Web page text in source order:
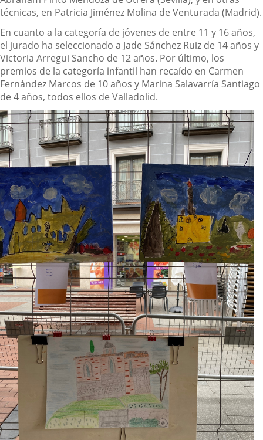
técnicas, en Patricia Jiménez Molina de Venturada (Madrid).
En cuanto a la categoría de jóvenes de entre 11 y 16 años,
el jurado ha seleccionado a Jade Sánchez Ruiz de 14 años y
Victoria Arregui Sancho de 12 años. Por último, los
premios de la categoría infantil han recaído en Carmen
Fernández Marcos de 10 años y Marina Salavarría Santiago
de 4 años, todos ellos de Valladolid.